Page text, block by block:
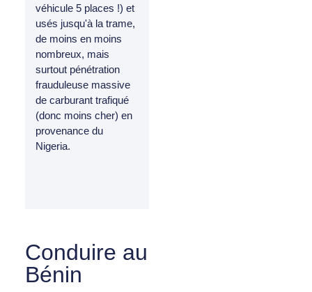
véhicule 5 places !) et
usés jusqu'à la trame,
de moins en moins
nombreux, mais
surtout pénétration
frauduleuse massive
de carburant trafiqué
(donc moins cher) en
provenance du
Nigeria.
Conduire au
Bénin